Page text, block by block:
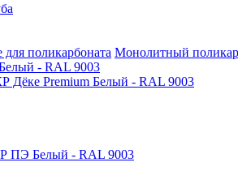
поликарбоната Монолитный
- RAL 9003
Дёке Premium Белый - RAL 9003
ПЭ Белый - RAL 9003